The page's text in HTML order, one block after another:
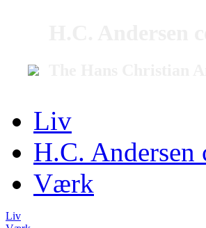
Liv
H.C. Andersen
Værk
Liv